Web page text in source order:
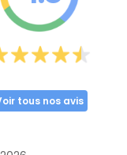
tous nos avis